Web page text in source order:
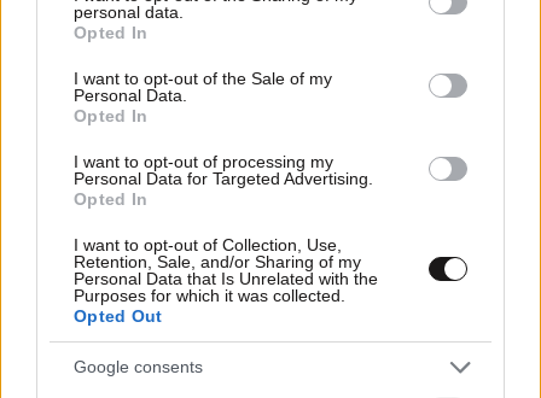
grant or deny consent to Google and its third-party tags to
use your data for below specified purposes in below Google
consent section.
personal data.
Opted In
I want to opt-out of the Sale of my
Personal Data.
Opted In
I want to opt-out of processing my
Personal Data for Targeted Advertising.
Opted In
I want to opt-out of Collection, Use,
Retention, Sale, and/or Sharing of my
Personal Data that Is Unrelated with the
Purposes for which it was collected.
Opted Out
Google consents
21·11·2025 12:21
Τι κρυβόταν κάτω από τη Σαντορίνη – Η τεράστια
μαγματική φλέβα που πυροδότησε τους σεισμούς του